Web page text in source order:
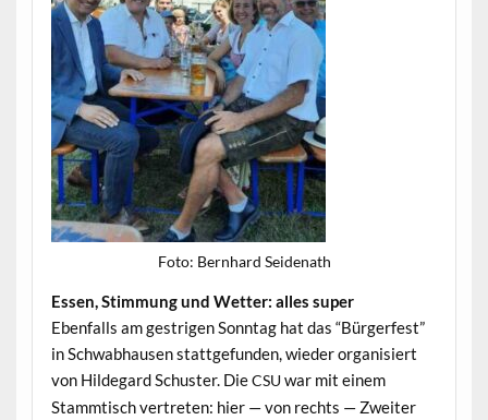
Foto: Bern­hard Seidenath
Essen, Stim­mung und Wet­ter: alles super
Eben­falls am gestri­gen Son­ntag hat das “Bürg­er­fest”
in Schwab­hausen stattge­fun­den, wieder organ­isiert
von Hilde­gard Schus­ter. DieCSUwar mit einem
Stammtisch vertreten: hier — von rechts — Zweit­er